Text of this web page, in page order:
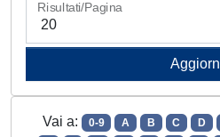
Risultati/Pagina
Vai a: 0-9 A B C D